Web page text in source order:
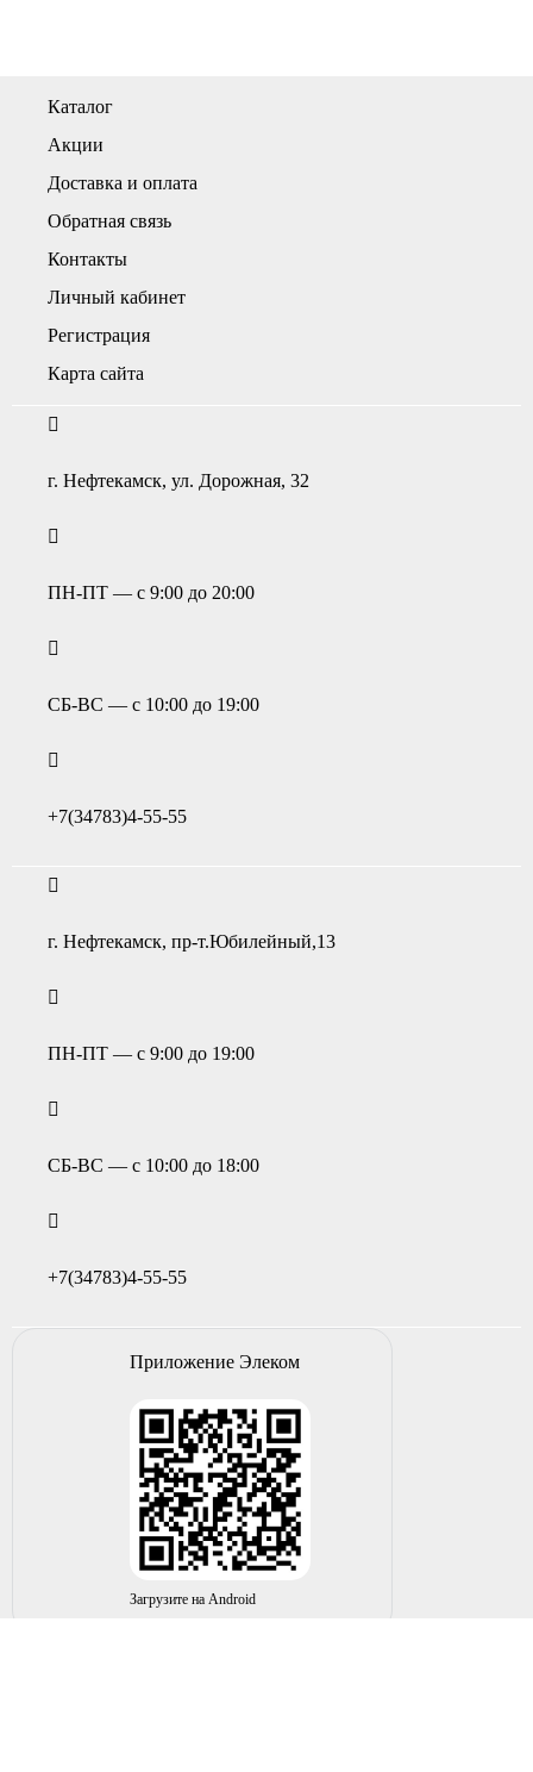
Каталог
Акции
Доставка и оплата
Обратная связь
Контакты
Личный кабинет
Регистрация
Карта сайта
г. Нефтекамск, ул. Дорожная, 32
ПН-ПТ — с 9:00 до 20:00
СБ-ВС — с 10:00 до 19:00
+7(34783)4-55-55
г. Нефтекамск, пр-т.Юбилейный,13
ПН-ПТ — с 9:00 до 19:00
СБ-ВС — с 10:00 до 18:00
+7(34783)4-55-55
Приложение Элеком
Загрузите на Android